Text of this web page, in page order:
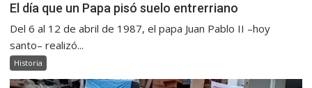
El día que un Papa pisó suelo entrerriano
Del 6 al 12 de abril de 1987, el papa Juan Pablo II –hoy
santo– realizó...
Historia